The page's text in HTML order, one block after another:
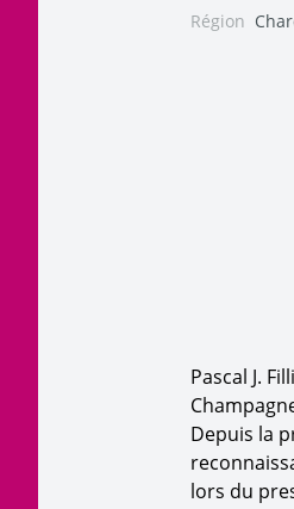
Région
Pascal J.
Depuis la
lors du